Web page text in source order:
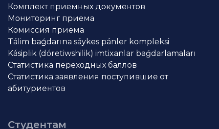
Комплект приемных документов
Мониторинг приема
Комиссия приема
Tálim baǵdarına sáykes pánler kompleksi
Kásiplik (dóretiwshilik) imtixanlar baǵdarlamaları
Статистика переходных баллов
Статистика заявления поступившие от
абитуриентов
Студентам